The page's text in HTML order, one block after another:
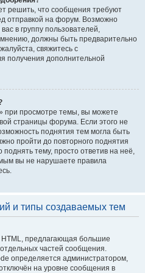
решить, что сообщения требуют
отправкой на форум. Возможно
в группу пользователей,
должны быть предварительно
свяжитесь с
получения дополнительной
при просмотре темы, вы можете
страницы форума. Если этого не
поднятия тем могла быть
пройти до повторного поднятия
тему, просто ответив на неё,
вы не нарушаете правила
и типы создаваемых тем
предлагающая большие
частей сообщения.
определяется администратором,
на уровне сообщения в